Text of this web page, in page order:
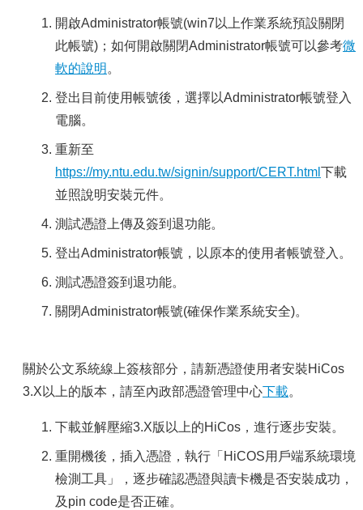
開啟Administrator帳號(win7以上作業系統預設關閉
此帳號)；如何開啟關閉Administrator帳號可以參考微
軟的說明 。
登出目前使用帳號後，選擇以Administrator帳號登入
電腦。
重新至
https://my.ntu.edu.tw/signin/support/CERT.html 下載
並照說明安裝元件。
測試憑證上傳及簽到退功能。
登出Administrator帳號，以原本的使用者帳號登入。
測試憑證簽到退功能。
關閉Administrator帳號(確保作業系統安全)。
關於公文系統線上簽核部分，請新憑證使用者安裝HiCos
3.X以上的版本，請至內政部憑證管理中心 下載。
下載並解壓縮3.X版以上的HiCos，進行逐步安裝。
重開機後，插入憑證，執行「HiCOS用戶端系統環境
檢測工具」，逐步確認憑證與讀卡機是否安裝成功，
及pin code是否正確。